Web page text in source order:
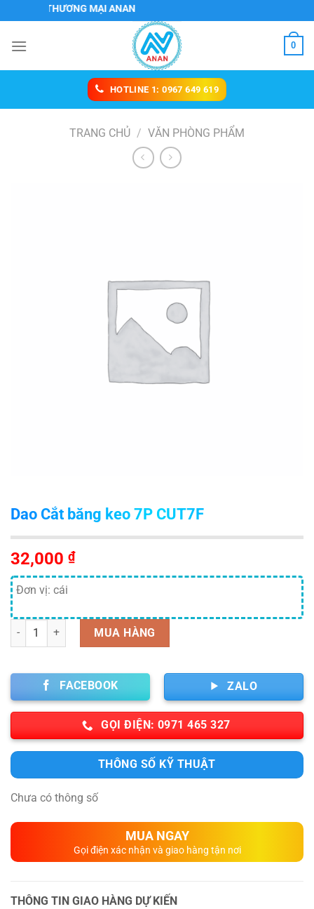
đến
nội
VÀ THƯƠNG MẠI ANAN
0
HOTLINE 1: 0967 649 619
TRANG CHỦ / VĂN PHÒNG PHẨM
Dao Cắt băng keo 7P CUT7F
32,000 ₫
Đơn vị: cái
Số lượng MUA HÀNG
FACEBOOK ZALO
GỌI ĐIỆN: 0971 465 327
THÔNG SỐ KỸ THUẬT
Chưa có thông số
MUA NGAY
Gọi điện xác nhận và giao hàng tận nơi
THÔNG TIN GIAO HÀNG DỰ KIẾN